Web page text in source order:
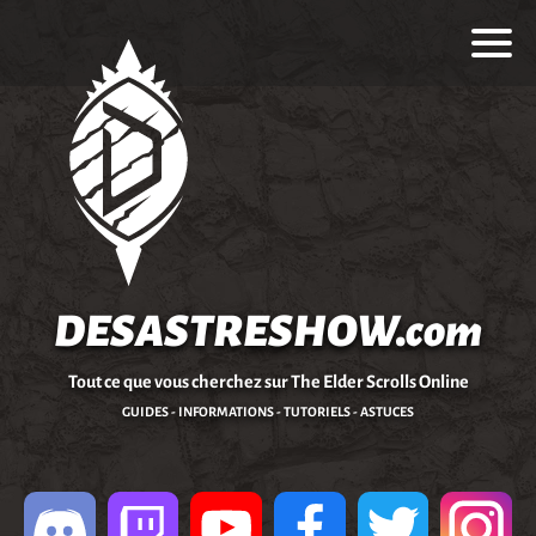
DESASTRESHOW.com
Tout ce que vous cherchez sur The Elder Scrolls Online
GUIDES - INFORMATIONS - TUTORIELS - ASTUCES